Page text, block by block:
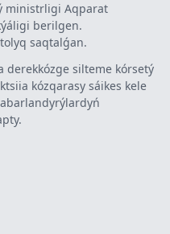
ministrligi Aqparat
berilgen.
saqtalǵan.
silteme kórsetý
kózqarasy sáikes kele